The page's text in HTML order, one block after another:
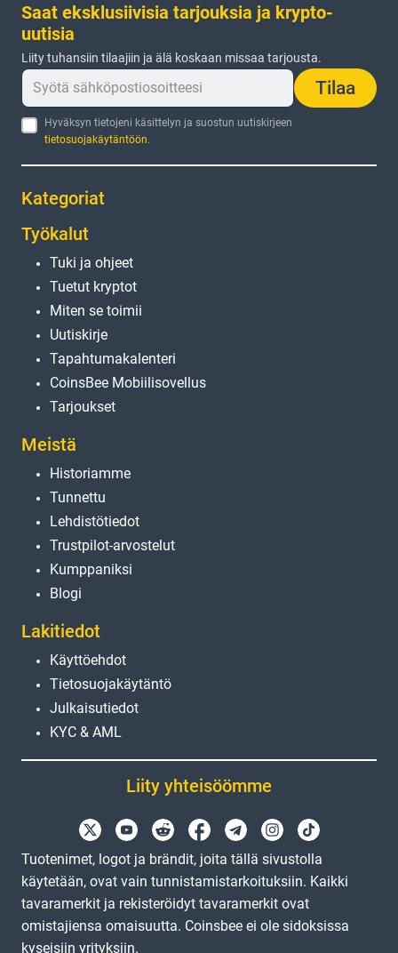
Saat eksklusiivisia tarjouksia ja krypto-
uutisia
Liity tuhansiin tilaajiin ja älä koskaan missaa tarjousta.
Tilaa
Hyväksyn tietojeni käsittelyn ja suostun uutiskirjeen
tietosuojakäytäntöön.
Kategoriat
Työkalut
Tuki ja ohjeet
Tuetut kryptot
Miten se toimii
Uutiskirje
Tapahtumakalenteri
CoinsBee Mobiilisovellus
Tarjoukset
Meistä
Historiamme
Tunnettu
Lehdistötiedot
Trustpilot-arvostelut
Kumppaniksi
Blogi
Lakitiedot
Käyttöehdot
Tietosuojakäytäntö
Julkaisutiedot
KYC & AML
Liity yhteisöömme
Tuotenimet, logot ja brändit, joita tällä sivustolla
käytetään, ovat vain tunnistamistarkoituksiin. Kaikki
tavaramerkit ja rekisteröidyt tavaramerkit ovat
omistajiensa omaisuutta. Coinsbee ei ole sidoksissa
kyseisiin yrityksiin.